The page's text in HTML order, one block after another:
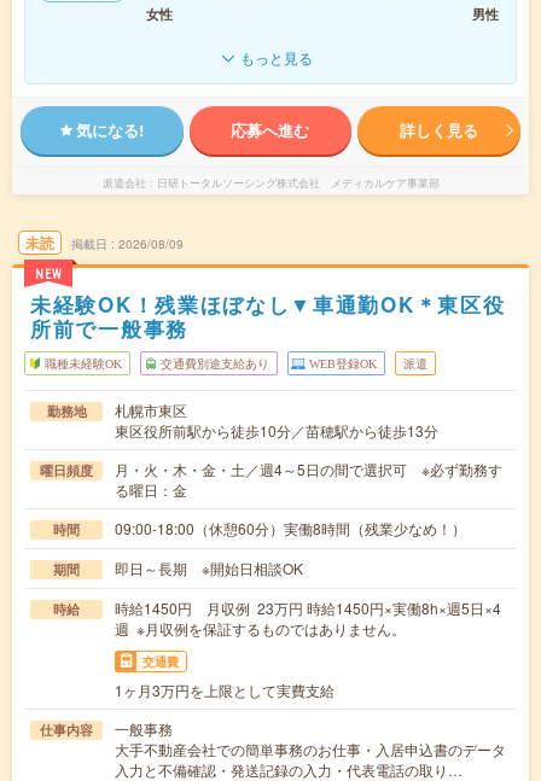
女性
男性
もっと見る
気になる! 応募へ進む 詳しく見る
派遣会社 日研トータルソーシング株式会社 メディカルケア事業部
未読
NEW
掲載日 2026/08/09
未経験OK！残業ほぼなし▼車通勤OK＊東区役
所前で一般事務
職種未経験OK 交通費別途支給あり WEB登録OK 派遣
勤務地
札幌市東区
東区役所前駅から徒歩10分／苗穂駅から徒歩13分
曜日頻度
月・火・木・金・土／週4～5日の間で選択可 ※必ず勤務す
る曜日：金
時間 09:00-18:00（休憩60分）実働8時間（残業少なめ！）
期間 即日～長期 ※開始日相談OK
時給
時給1450円 月収例 23万円 時給1450円×実働8h×週5日×4
週 ※月収例を保証するものではありません。
交通費
1ヶ月3万円を上限として実費支給
仕事内容
一般事務
大手不動産会社での簡単事務のお仕事・入居申込書のデータ
入力と不備確認・発送記録の入力・代表電話の取り…